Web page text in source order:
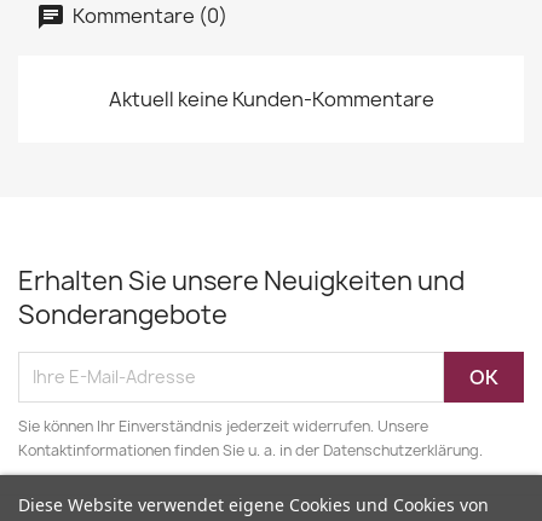
Kommentare (0)
Aktuell keine Kunden-Kommentare
Erhalten Sie unsere Neuigkeiten und
Sonderangebote
Sie können Ihr Einverständnis jederzeit widerrufen. Unsere
Kontaktinformationen finden Sie u. a. in der Datenschutzerklärung.
Diese Website verwendet eigene Cookies und Cookies von